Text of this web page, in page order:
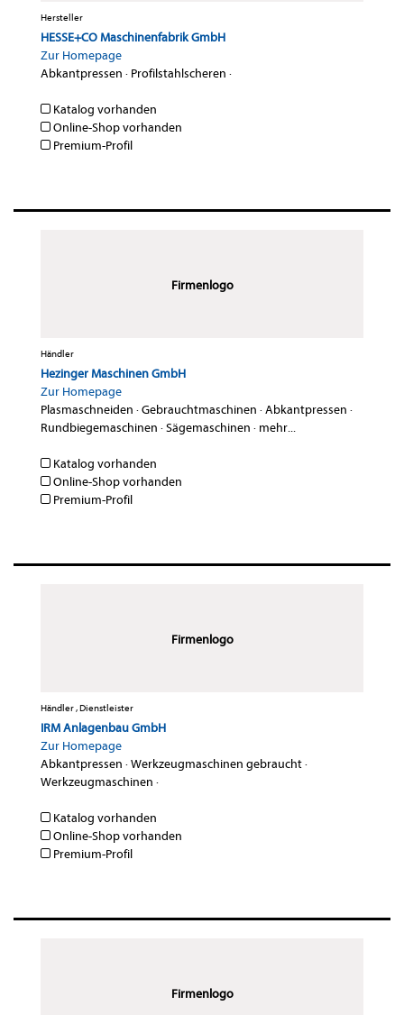
Hersteller
HESSE+CO Maschinenfabrik GmbH
Zur Homepage
Abkantpressen · Profilstahlscheren ·
Katalog vorhanden
Online-Shop vorhanden
Premium-Profil
Firmenlogo
Händler
Hezinger Maschinen GmbH
Zur Homepage
Plasmaschneiden ·Gebrauchtmaschinen ·Abkantpressen ·
Rundbiegemaschinen ·Sägemaschinen · mehr...
Katalog vorhanden
Online-Shop vorhanden
Premium-Profil
Firmenlogo
Händler , Dienstleister
IRM Anlagenbau GmbH
Zur Homepage
Abkantpressen ·Werkzeugmaschinen gebraucht·
Werkzeugmaschinen ·
Katalog vorhanden
Online-Shop vorhanden
Premium-Profil
Firmenlogo